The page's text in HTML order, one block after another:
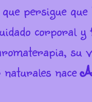
persigue
corporal
su
naturales nace